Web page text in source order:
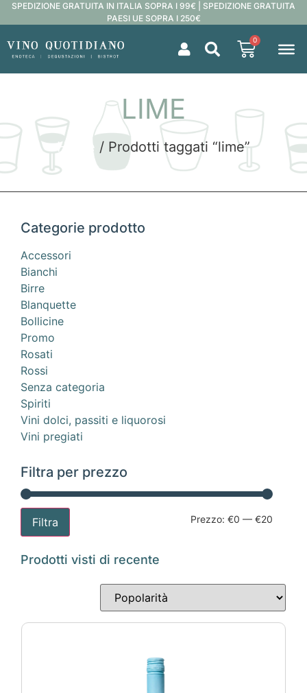
SPEDIZIONE GRATUITA IN ITALIA SOPRA I 99€ | SPEDIZIONE GRATUITA
PAESI UE SOPRA I 250€
0
LIME
Home / Prodotti taggati “lime”
Categorie prodotto
Accessori
Bianchi
Birre
Blanquette
Bollicine
Promo
Rosati
Rossi
Senza categoria
Spiriti
Vini dolci, passiti e liquorosi
Vini pregiati
Filtra per prezzo
Filtra Prezzo: €0 — €20
Prodotti visti di recente